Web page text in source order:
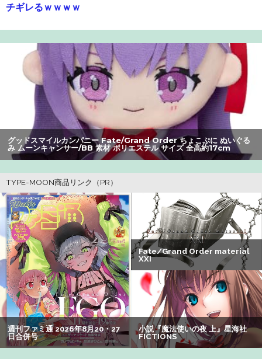
チギレるｗｗｗｗ
【爆笑】最近のオスガキ、名前がダサすぎるｗｗｗｗ ：
26/08/05のニュース
【画像】漫画家・桂正和、最新のパンツ＆お尻のイラスト
投稿にネット衝撃「この質感の出し方」「実写かと思いま
【画像】美人すぎる女医、ガチで見つかる。めちゃくちゃ
いいべｗｗｗｗ ：26/08/04のニュース
みいちゃん、セコカンになる
【朗報】アマガミの棚町薫さん、最新絵でめっちゃ可愛く
なる：26/08/03のニュース
ホリエモン「面接でさ、納豆パックの薄いフィルムって何
のために入っていの？って聞くわけ」
【悲報】Z世代の身長低下の理由、ついに判明かｗｗｗｗ：
26/08/02のニュース
【画像】山ガールさん、山でラーメンを食べたらおじさん
に怒られるｗｗｗ
【悲報】Z世代「求刑7年のジャンポケ斎藤は口封じに被害
グッドスマイルカンパニー Fate/Grand Order ちょこぷに ぬいぐる
み ムーンキャンサー/BB 素材 ポリエステル サイズ 全高約17cm